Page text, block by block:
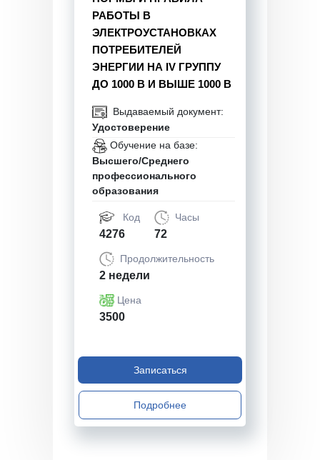
РАБОТЫ В
ЭЛЕКТРОУСТАНОВКАХ
ПОТРЕБИТЕЛЕЙ
ЭНЕРГИИ НА IV ГРУППУ
ДО 1000 В И ВЫШЕ 1000 В
Выдаваемый документ:
Удостоверение
Обучение на базе:
Высшего/Среднего
профессионального
образования
Код
4276
Часы
72
Продолжительность
2 недели
Цена
3500
Записаться
Подробнее